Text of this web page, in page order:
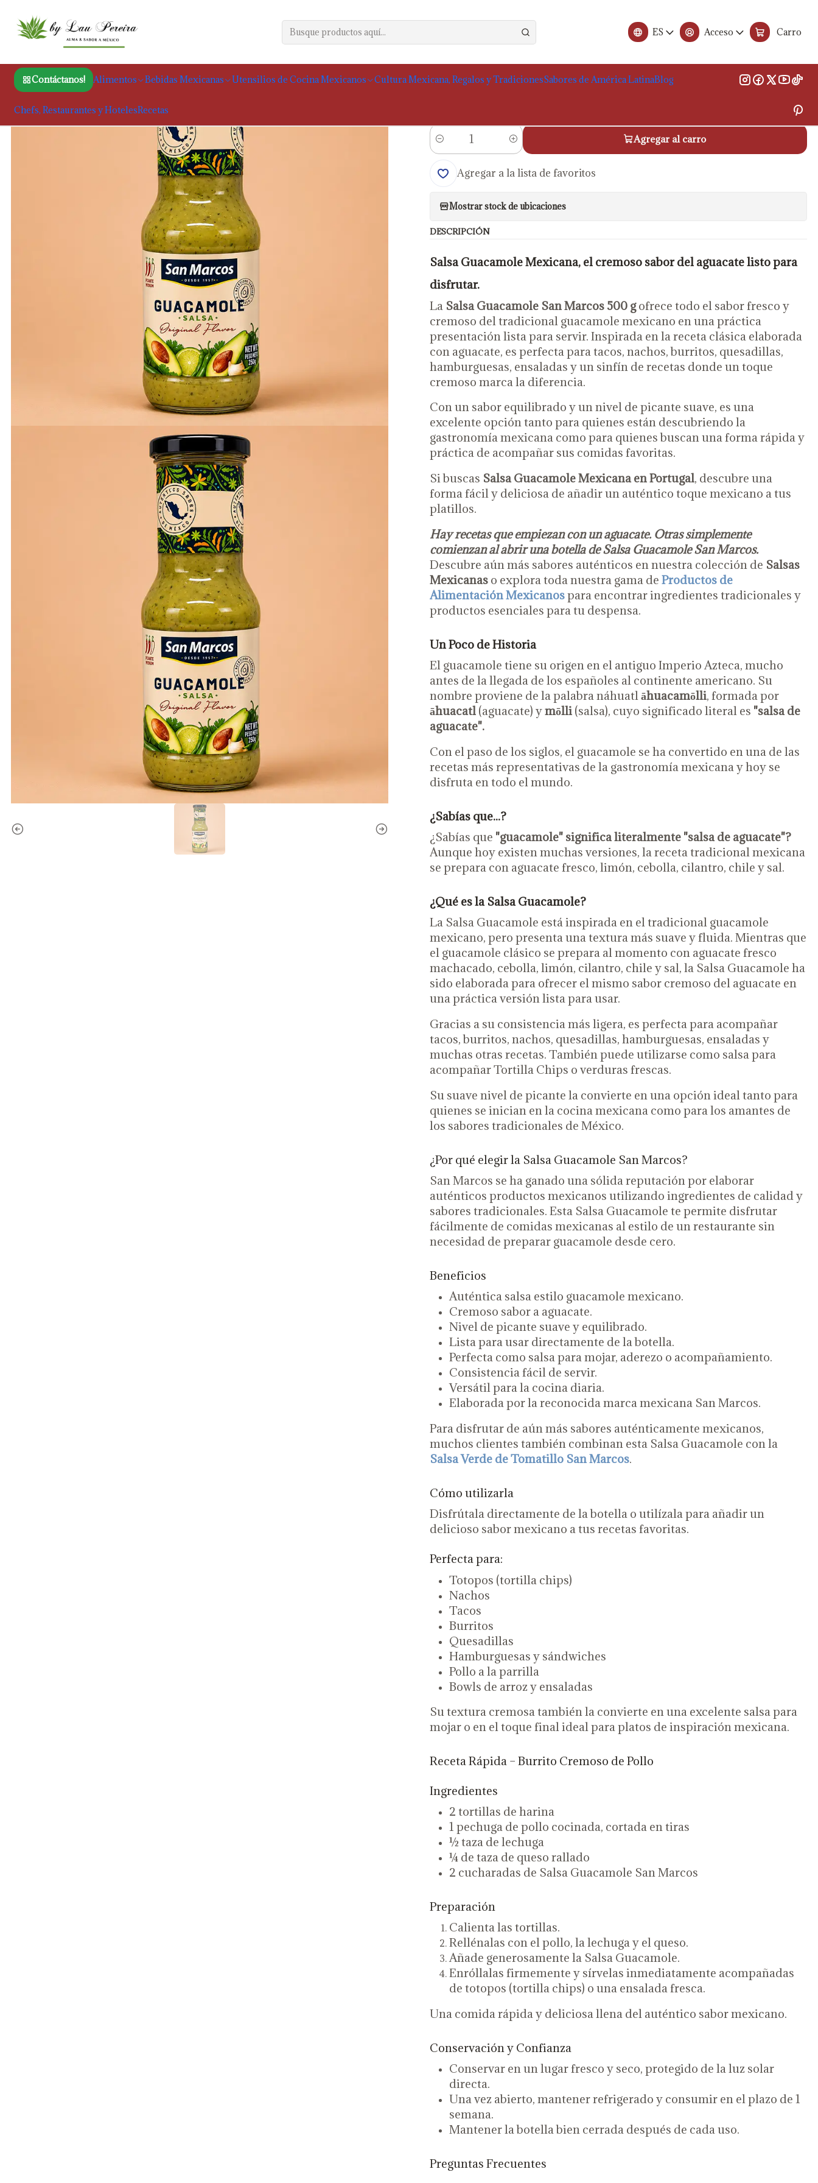
ES Acceso Carro
Contáctanos! Alimentos Bebidas Mexicanas Utensilios de Cocina Mexicanos Cultura Mexicana, Regalos y TradicionesSabores de América LatinaBlog
Chefs, Restaurantes y HotelesRecetas
Salsa Guacamoles San Marcos, 500g
Cantidad
Agregar al carro
Agregar a la lista de favoritos
Mostrar stock de ubicaciones
DESCRIPCIÓN
Salsa Guacamole Mexicana, el cremoso sabor del aguacate listo para
disfrutar.
La Salsa Guacamole San Marcos 500 gofrece todo el sabor fresco y
cremoso del tradicional guacamole mexicano en una práctica
presentación lista para servir. Inspirada en la receta clásica elaborada
con aguacate, es perfecta para tacos, nachos, burritos, quesadillas,
hamburguesas, ensaladas y un sinfín de recetas donde un toque
cremoso marca la diferencia.
Con un sabor equilibrado y un nivel de picante suave, es una
excelente opción tanto para quienes están descubriendo la
gastronomía mexicana como para quienes buscan una forma rápida y
práctica de acompañar sus comidas favoritas.
Si buscas Salsa Guacamole Mexicana en Portugal, descubre una
forma fácil y deliciosa de añadir un auténtico toque mexicano a tus
platillos.
Hay recetas que empiezan con un aguacate. Otras simplemente
comienzan al abrir una botella de Salsa Guacamole San Marcos.
Descubre aún más sabores auténticos en nuestra colección de Salsas
Mexicanaso explora toda nuestra gama de Productos de
Alimentación Mexicanospara encontrar ingredientes tradicionales y
productos esenciales para tu despensa.
Un Poco de Historia
El guacamole tiene su origen en el antiguo Imperio Azteca, mucho
antes de la llegada de los españoles al continente americano. Su
nombre proviene de la palabra náhuatlāhuacamōlli, formada por
āhuacatl(aguacate) ymōlli(salsa), cuyo significado literal es "salsa de
aguacate".
Con el paso de los siglos, el guacamole se ha convertido en una de las
recetas más representativas de la gastronomía mexicana y hoy se
disfruta en todo el mundo.
¿Sabías que...?
¿Sabías que "guacamole" significa literalmente "salsa de aguacate"?
Aunque hoy existen muchas versiones, la receta tradicional mexicana
se prepara con aguacate fresco, limón, cebolla, cilantro, chile y sal.
¿Qué es la Salsa Guacamole?
La Salsa Guacamole está inspirada en el tradicional guacamole
mexicano, pero presenta una textura más suave y fluida. Mientras que
el guacamole clásico se prepara al momento con aguacate fresco
machacado, cebolla, limón, cilantro, chile y sal, la Salsa Guacamole ha
sido elaborada para ofrecer el mismo sabor cremoso del aguacate en
una práctica versión lista para usar.
Gracias a su consistencia más ligera, es perfecta para acompañar
tacos, burritos, nachos, quesadillas, hamburguesas, ensaladas y
muchas otras recetas. También puede utilizarse como salsa para
acompañar Tortilla Chips o verduras frescas.
Su suave nivel de picante la convierte en una opción ideal tanto para
quienes se inician en la cocina mexicana como para los amantes de
los sabores tradicionales de México.
¿Por qué elegir la Salsa Guacamole San Marcos?
San Marcos se ha ganado una sólida reputación por elaborar
auténticos productos mexicanos utilizando ingredientes de calidad y
sabores tradicionales. Esta Salsa Guacamole te permite disfrutar
fácilmente de comidas mexicanas al estilo de un restaurante sin
necesidad de preparar guacamole desde cero.
Beneficios
Auténtica salsa estilo guacamole mexicano.
Cremoso sabor a aguacate.
Nivel de picante suave y equilibrado.
Lista para usar directamente de la botella.
Perfecta como salsa para mojar, aderezo o acompañamiento.
Consistencia fácil de servir.
Versátil para la cocina diaria.
Elaborada por la reconocida marca mexicana San Marcos.
Para disfrutar de aún más sabores auténticamente mexicanos,
muchos clientes también combinan esta Salsa Guacamole con la
Salsa Verde de Tomatillo San Marcos.
Cómo utilizarla
Disfrútala directamente de la botella o utilízala para añadir un
delicioso sabor mexicano a tus recetas favoritas.
Perfecta para:
Totopos (tortilla chips)
Nachos
Tacos
Burritos
Quesadillas
Hamburguesas y sándwiches
Pollo a la parrilla
Bowls de arroz y ensaladas
Su textura cremosa también la convierte en una excelente salsa para
mojar o en el toque final ideal para platos de inspiración mexicana.
Receta Rápida – Burrito Cremoso de Pollo
Ingredientes
2 tortillas de harina
1 pechuga de pollo cocinada, cortada en tiras
½ taza de lechuga
¼ de taza de queso rallado
2 cucharadas de Salsa Guacamole San Marcos
Preparación
Calienta las tortillas.
Rellénalas con el pollo, la lechuga y el queso.
Añade generosamente la Salsa Guacamole.
Enróllalas firmemente y sírvelas inmediatamente acompañadas
de totopos (tortilla chips) o una ensalada fresca.
Una comida rápida y deliciosa llena del auténtico sabor mexicano.
Conservación y Confianza
Conservar en un lugar fresco y seco, protegido de la luz solar
directa.
Una vez abierto, mantener refrigerado y consumir en el plazo de 1
semana.
Mantener la botella bien cerrada después de cada uso.
Preguntas Frecuentes